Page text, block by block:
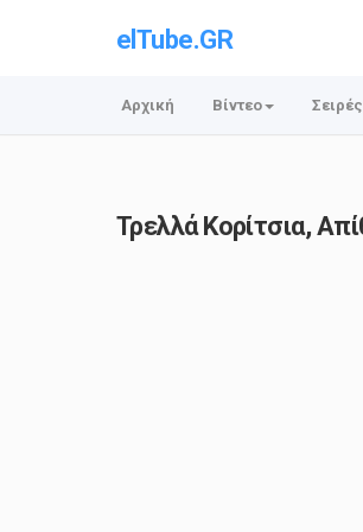
elTube.GR
Αρχική Βίντεο Σειρές
Τρελλά Κορίτσια,